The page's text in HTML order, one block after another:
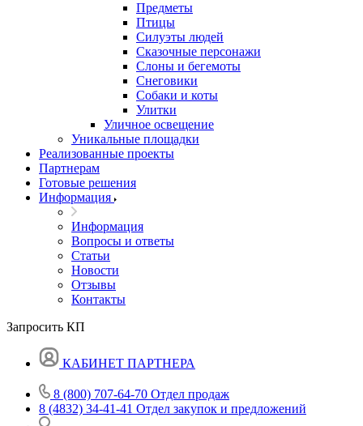
Предметы
Птицы
Силуэты людей
Сказочные персонажи
Слоны и бегемоты
Снеговики
Собаки и коты
Улитки
Уличное освещение
Уникальные площадки
Реализованные проекты
Партнерам
Готовые решения
Информация
Информация
Вопросы и ответы
Статьи
Новости
Отзывы
Контакты
Запросить КП
КАБИНЕТ ПАРТНЕРА
8 (800) 707-64-70 Отдел продаж
8 (4832) 34-41-41 Отдел закупок и предложений